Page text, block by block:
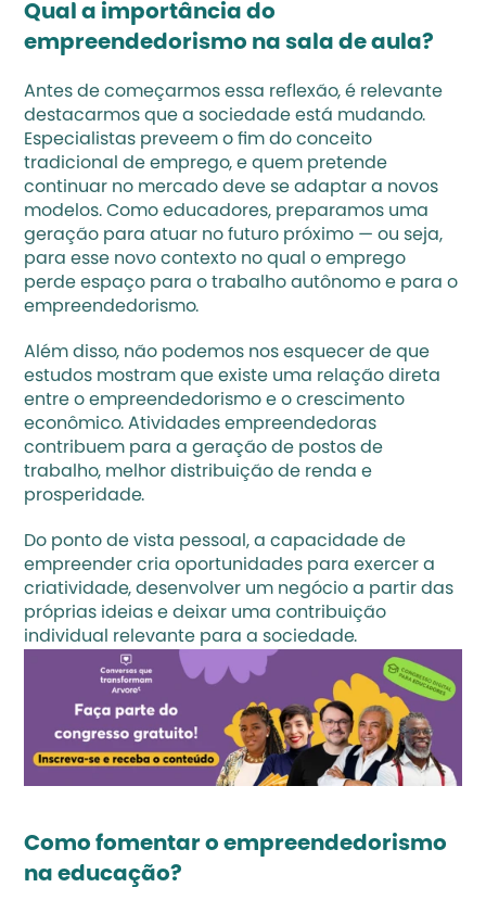
Qual a importância do
empreendedorismo na sala de aula?
Antes de começarmos essa reflexão, é relevante
Especialistas preveem o fim do conceito
tradicional de emprego, e quem pretende
continuar no mercado deve se adaptar a novos
modelos. Como educadores, preparamos uma
geração para atuar no futuro próximo — ou seja,
para esse novo contexto no qual o emprego
perde espaço para o trabalho autônomo e para o
empreendedorismo.
Além disso, não podemos nos esquecer de que
estudos mostram que existe uma relação direta
entre o empreendedorismo e o crescimento
econômico. Atividades empreendedoras
contribuem para a geração de postos de
trabalho, melhor distribuição de renda e
prosperidade.
Do ponto de vista pessoal, a capacidade de
empreender cria oportunidades para exercer a
criatividade, desenvolver um negócio a partir das
próprias ideias e deixar uma contribuição
individual relevante para a sociedade.
Como fomentar o empreendedorismo
na educação?